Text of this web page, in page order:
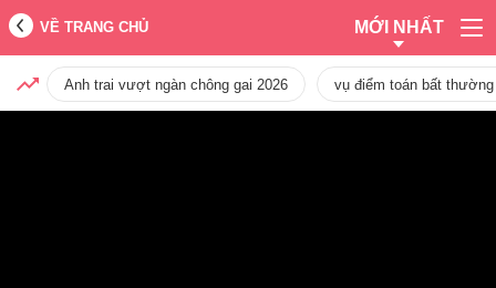
VỀ TRANG CHỦ MỚI NHẤT
Anh trai vượt ngàn chông gai 2026 vụ điểm toán bất